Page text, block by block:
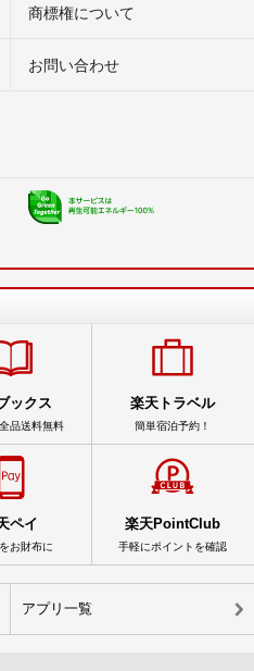
商標権について
お問い合わせ
ックス
品送料無料
楽天トラベル
簡単宿泊予約！
ペイ
お財布に
楽天PointClub
手軽にポイントを確認
アプリ一覧